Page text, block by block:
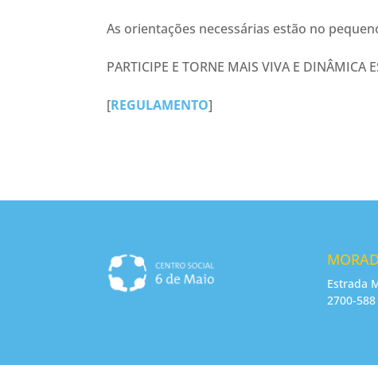
As orientações necessárias estão no
PARTICIPE E TORNE MAIS VIVA E DINÂMICA
[REGULAMENTO]
Estrada
2700-